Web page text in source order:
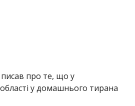
про те, що у
у домашнього тирана